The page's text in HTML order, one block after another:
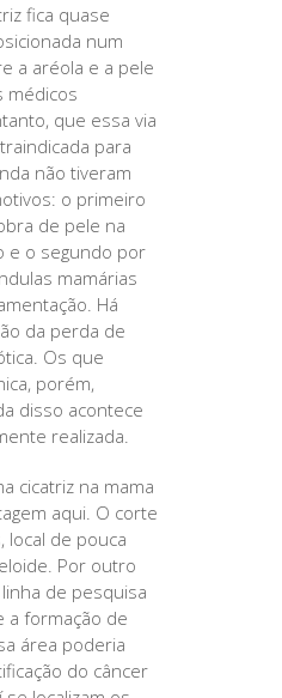
fica quase
num
a aréola e a pele
médicos
que essa via
para
não tiveram
o primeiro
de pele na
e o segundo por
mamárias
Há
da perda de
Os que
porém,
disso acontece
realizada.
cicatriz na mama
aqui. O corte
local de pouca
Por outro
de pesquisa
a formação de
área poderia
do câncer